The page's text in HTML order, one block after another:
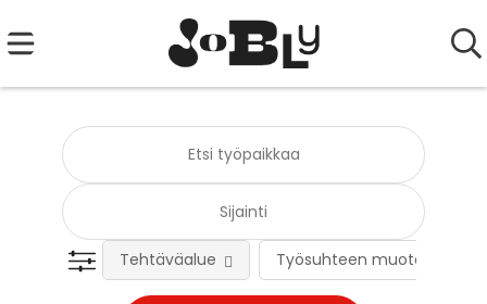
Työsuhteen muoto
Tehtäväalue